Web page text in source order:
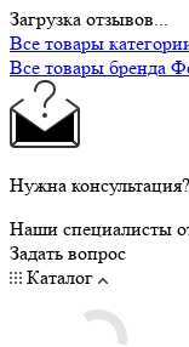
Загрузка отзывов...
Все товары
Все товары бренда
Нужна консультация?
Наши специалисты
Задать вопрос
Каталог